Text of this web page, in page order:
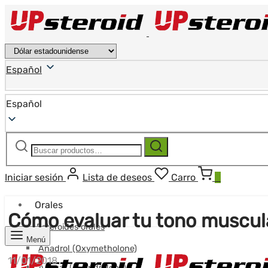
Español
Español
Buscar: Buscar
Iniciar sesión Lista de deseos Carro
Orales
Esteroides orales
Anadrol (Oxymetholone)
Menú
Cómo evaluar tu tono
11/01/2018